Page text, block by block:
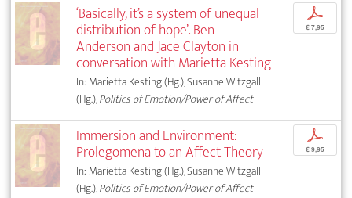
‘Basically, it’s a system of unequal
distribution of hope’. Ben
Anderson and Jace Clayton in
conversation with Marietta Kesting
In: Marietta Kesting (Hg.), Susanne Witzgall
(Hg.),Politics of Emotion/Power of Affect
p
€ 7,95
Immersion and Environment:
Prolegomena to an Affect Theory
In: Marietta Kesting (Hg.), Susanne Witzgall
(Hg.),Politics of Emotion/Power of Affect
p
€ 9,95